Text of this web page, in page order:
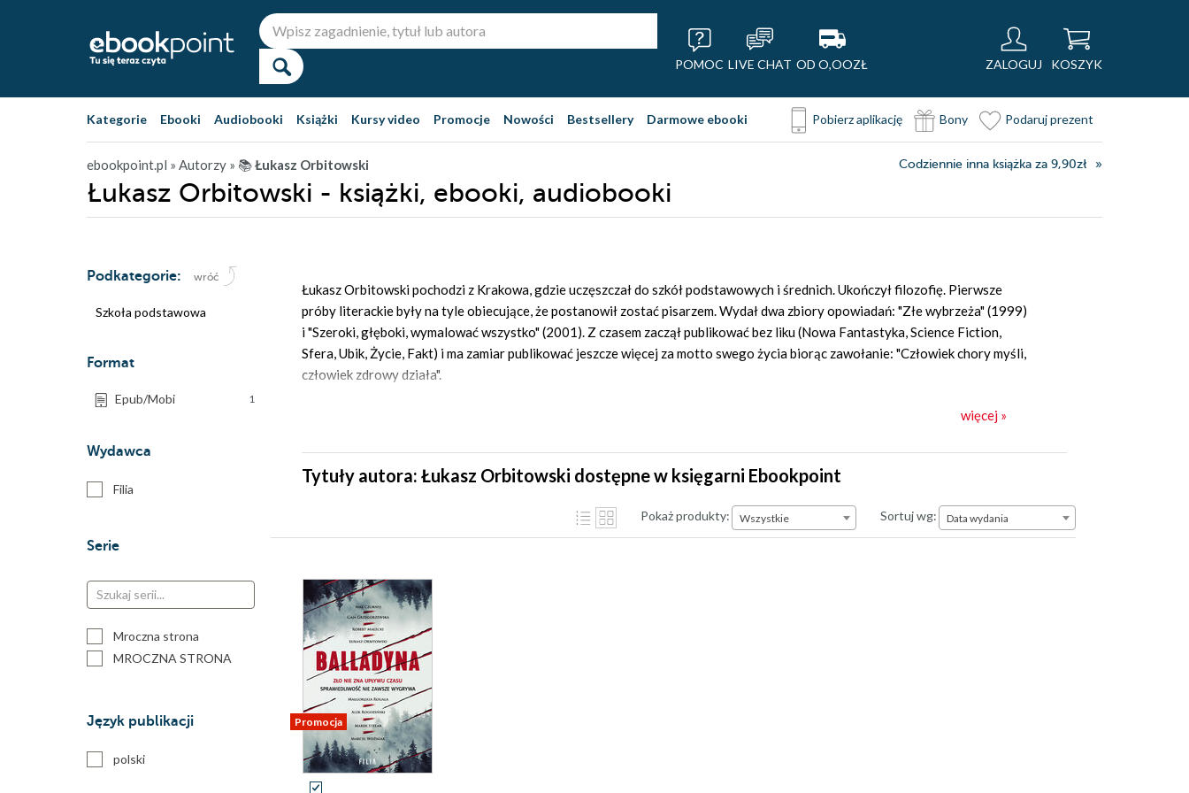
POMOC LIVE CHAT OD O,OOZŁ ZALOGUJ KOSZYK
Kategorie Ebooki Audiobooki Książki Kursy video Promocje Nowości Bestsellery Darmowe ebooki Pobierz aplikację Bony Podaruj prezent
ebookpoint.pl » Autorzy » 📚Łukasz Orbitowski Codziennie inna książka za 9,90zł
Łukasz Orbitowski - książki, ebooki, audiobooki
Podkategorie: wróć
Szkoła podstawowa
Format
Epub/Mobi 1
Wydawca
Filia
Serie
Mroczna strona
MROCZNA STRONA
Język publikacji
polski
Łukasz Orbitowski pochodzi z Krakowa, gdzie uczęszczał do szkół podstawowych i średnich. Ukończył filozofię. Pierwsze
próby literackie były na tyle obiecujące, że postanowił zostać pisarzem. Wydał dwa zbiory opowiadań: "Złe wybrzeża" (1999)
i "Szeroki, głęboki, wymalować wszystko" (2001). Z czasem zaczął publikować bez liku (Nowa Fantastyka, Science Fiction,
Sfera, Ubik, Życie, Fakt) i ma zamiar publikować jeszcze więcej za motto swego życia biorąc zawołanie: "Człowiek chory myśli,
człowiek zdrowy działa".
więcej »
Tytuły autora: Łukasz Orbitowski dostępne w księgarni Ebookpoint
Pokaż produkty: Wszystkie Sortuj wg:Data wydania
Data wydania
Promocja